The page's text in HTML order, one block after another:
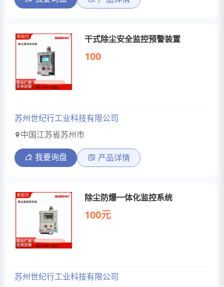
干式除尘安全监控预警装置
100
苏州世纪行工业科技有限公司
中国江苏省苏州市
我要询盘 产品详情
除尘防爆一体化监控系统
100元
苏州世纪行工业科技有限公司